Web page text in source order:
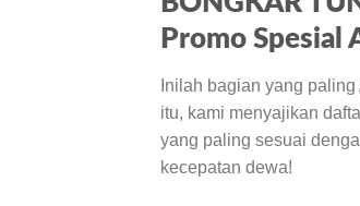
Promo Spesial
Inilah bagian yang
itu, kami menyajikan
yang paling sesuai
kecepatan dewa!